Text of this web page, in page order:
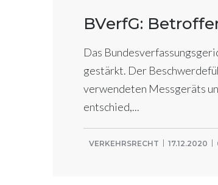
BVerfG:
Das
gestärkt. Der
verwendeten Messgeräts
entschied,...
VERKEHRSRECHT 17.12.2020